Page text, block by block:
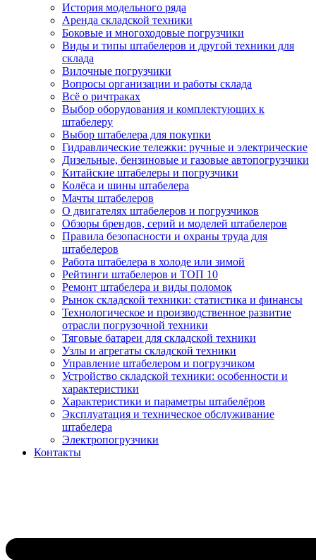
История модельного ряда
Аренда складской техники
Боковые и многоходовые погрузчики
Виды и типы штабелеров и другой техники для
склада
Вилочные погрузчики
Вопросы организации и работы склада
Всё о ричтраках
Выбор оборудования и комплектующих к
штабелеру
Выбор штабелера для покупки
Гидравлические тележки: ручные и электрические
Дизельные, бензиновые и газовые автопогрузчики
Китайские штабелеры и погрузчики
Колёса и шины штабелера
Мачты штабелеров
О двигателях штабелеров и погрузчиков
Обзоры брендов, серий и моделей штабелеров
Правила безопасности и охраны труда для
штабелеров
Работа штабелера в холоде или зимой
Рейтинги штабелеров и ТОП 10
Ремонт штабелера и виды поломок
Рынок складской техники: статистика и финансы
Технологическое и производственное развитие
отрасли погрузочной техники
Тяговые батареи для складской техники
Узлы и агрегаты складской техники
Управление штабелером и погрузчиком
Устройство складской техники: особенности и
характеристики
Характеристики и параметры штабелёров
Эксплуатация и техническое обслуживание
штабелера
Электропогрузчики
Контакты